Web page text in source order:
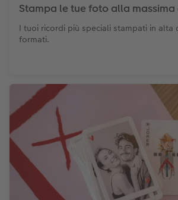
Stampa le tue foto alla
I tuoi ricordi più speciali stampati in alta
formati.